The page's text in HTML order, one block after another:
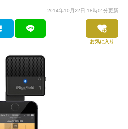
2014年10月22日 18時01分更新
お気に入り